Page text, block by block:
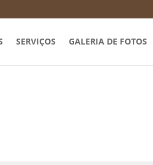
SERVIÇOS GALERIA DE FOTOS